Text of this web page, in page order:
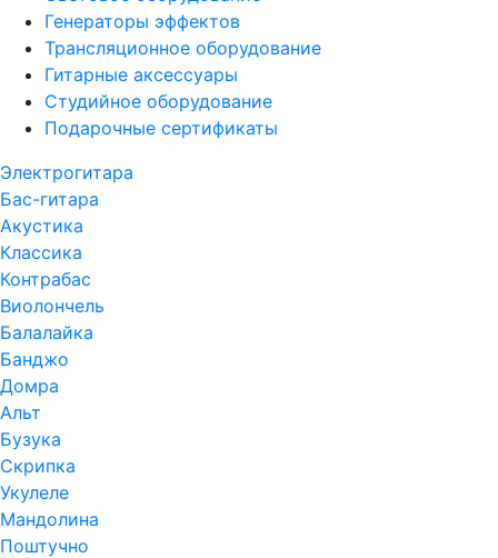
Генераторы эффектов
Трансляционное оборудование
Гитарные аксессуары
Студийное оборудование
Подарочные сертификаты
Электрогитара
Бас-гитара
Акустика
Классика
Контрабас
Виолончель
Балалайка
Банджо
Домра
Альт
Бузука
Скрипка
Укулеле
Мандолина
Поштучно